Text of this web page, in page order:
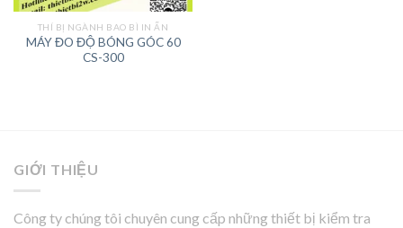
THÍ BỊ NGÀNH BAO BÌ IN ẤN
MÁY ĐO ĐỘ BÓNG GÓC 60
CS-300
GIỚI THIỆU
Công ty chúng tôi chuyên cung cấp những thiết bị kiểm tra